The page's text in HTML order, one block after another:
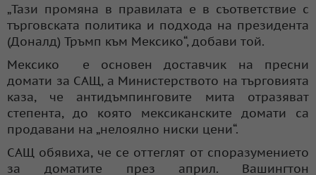
„Тази промяна в правилата е в съответствие с
търговската политика и подхода на президента
(Доналд) Тръмп към Мексико“, добави той.
Мексико е основен доставчик на пресни
домати за САЩ, а Министерството на търговията
каза, че антидъмпинговите мита отразяват
степента, до която мексиканските домати са
продавани на „нелоялно ниски цени“.
САЩ обявиха, че се оттеглят от споразумението
за доматите през април. Вашингтон